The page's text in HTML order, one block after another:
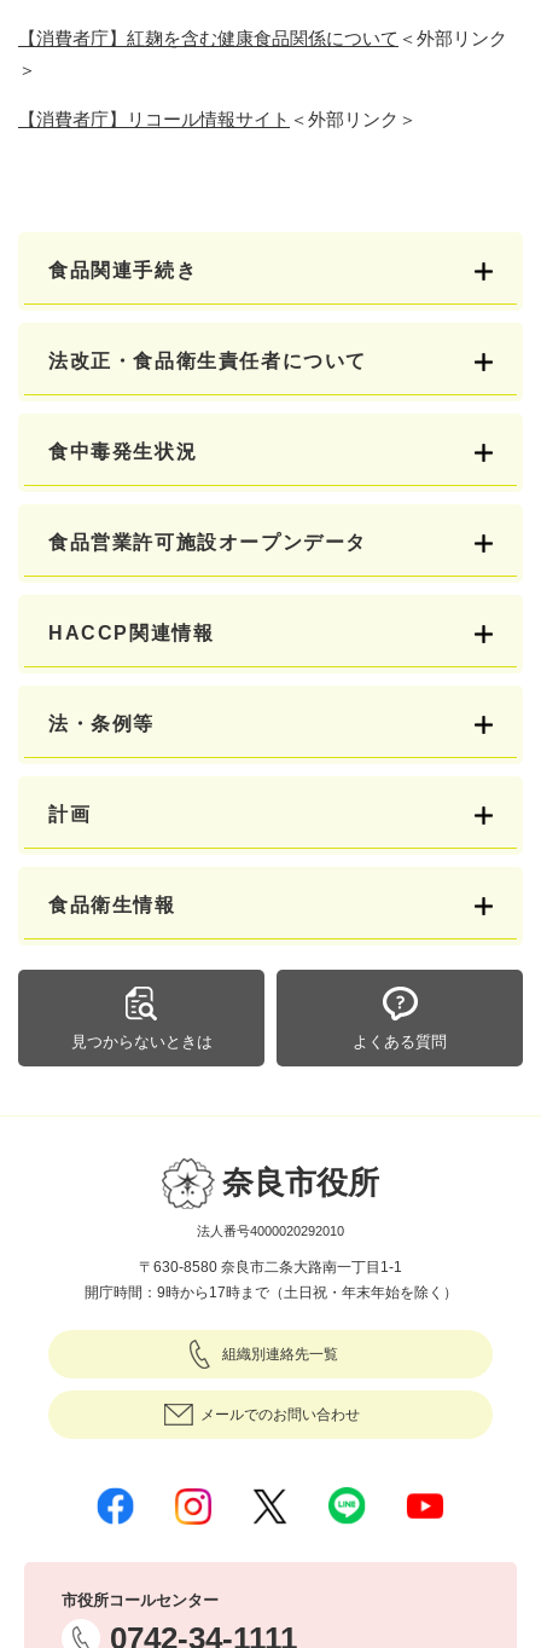
【消費者庁】紅麹を含む健康食品関係について ＜外部リンク
＞
【消費者庁】リコール情報サイト ＜外部リンク＞
食品関連手続き
法改正・食品衛生責任者について
食中毒発生状況
食品営業許可施設オープンデータ
HACCP関連情報
法・条例等
計画
食品衛生情報
見つからないときは よくある質問
奈良市役所
法人番号4000020292010
〒630-8580 奈良市二条大路南一丁目1-1
開庁時間：9時から17時まで（土日祝・年末年始を除く）
組織別連絡先一覧
メールでのお問い合わせ
市役所コールセンター
0742-34-1111